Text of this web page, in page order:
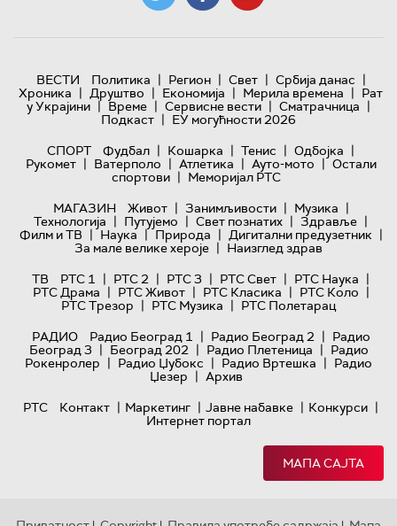
ВЕСТИ Политика | Регион | Свет | Србија данас |
Хроника | Друштво | Економија | Мерила времена | Рат
у Украјини | Време | Сервисне вести | Сматрачница |
Подкаст | ЕУ могућности 2026
СПОРТ
Фудбал | Кошарка | Тенис | Одбојка |
Рукомет | Ватерполо | Атлетика | Ауто-мото | Остали
спортови | Меморијал РТС
МАГАЗИН
Живот | Занимљивости | Музика |
Технологијa | Путујемо | Свет познатих | Здравље |
Филм и ТВ | Наука | Природа | Дигитални предузетник |
За мале велике хероје | Наизглед здрав
ТВ
РТС 1 | РТС 2 | РТС 3 | РТС Свет | РТС Наука |
РТС Драма | РТС Живот | РТС Класика | РТС Коло |
РТС Трезор | РТС Музика | РТС Полетарац
РАДИО
Радио Београд 1 | Радио Београд 2 | Радио
Београд 3 | Београд 202 | Радио Плетеница | Радио
Рокенролер | Радио Џубокс | Радио Вртешка | Радио
Џезер | Архив
РТС
Контакт | Маркетинг | Јавне набавке | Конкурси |
Интернет портал
МАПА САЈТА